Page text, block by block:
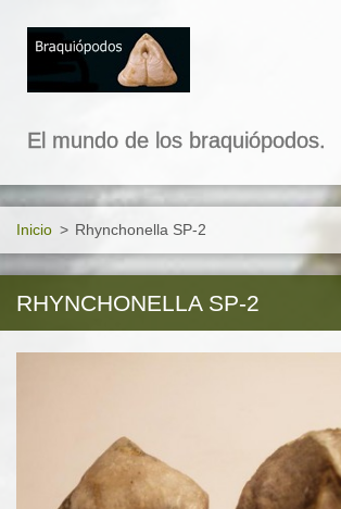
El mundo de los braquiópodos.
Inicio > Rhynchonella SP-2
RHYNCHONELLA SP-2